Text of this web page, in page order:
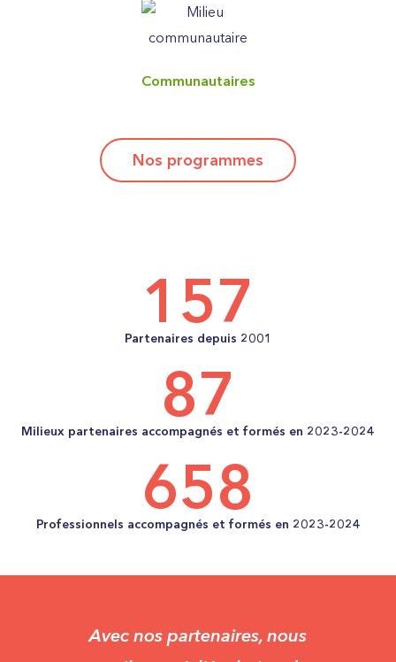
Communautaires
Nos programmes
157
Partenaires depuis 2001
87
Milieux partenaires accompagnés et formés en 2023-2024
658
Professionnels accompagnés et formés en 2023-2024
Avec nos partenaires, nous